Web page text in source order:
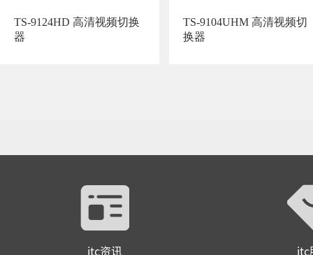
TS-9124HD 高清视频切换
器
TS-9104UHM 高清视频切
换器
itc资讯 itc